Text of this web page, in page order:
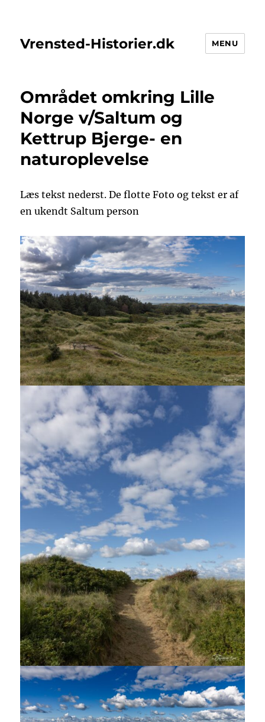
Vrensted-Historier.dk MENU
Området omkring Lille
Norge v/Saltum og
Kettrup Bjerge- en
naturoplevelse
Læs tekst nederst. De flotte Foto og tekst er af
en ukendt Saltum person